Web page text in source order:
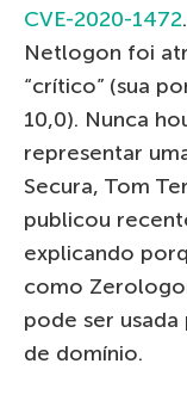
CVE-2020-1472
Netlogon foi
“crítico” (sua
10,0). Nunca
representar
Secura, Tom
publicou
explicando
como
pode ser
de domínio.